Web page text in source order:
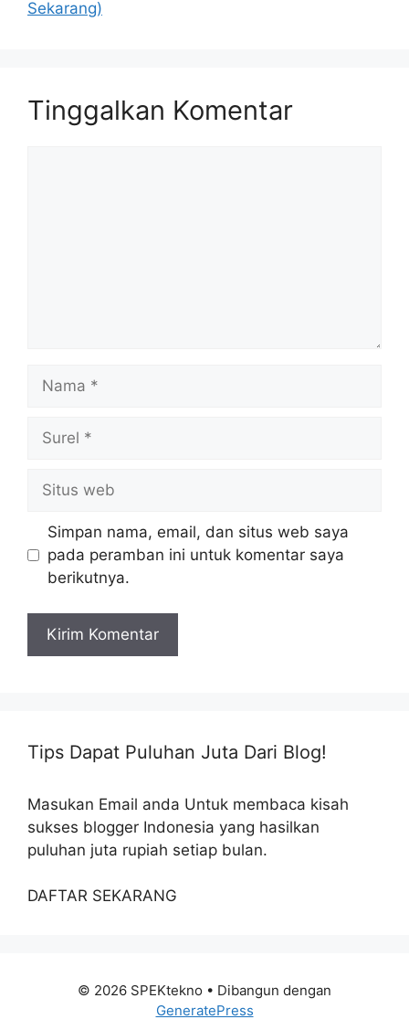
Sekarang)
Tinggalkan Komentar
Nama
Surel
Situs
web
Simpan nama, email, dan situs web saya
pada peramban ini untuk komentar saya
berikutnya.
Tips Dapat Puluhan Juta Dari Blog!
Masukan Email anda Untuk membaca kisah
sukses blogger Indonesia yang hasilkan
puluhan juta rupiah setiap bulan.
DAFTAR SEKARANG
© 2026 SPEKtekno • Dibangun dengan
GeneratePress